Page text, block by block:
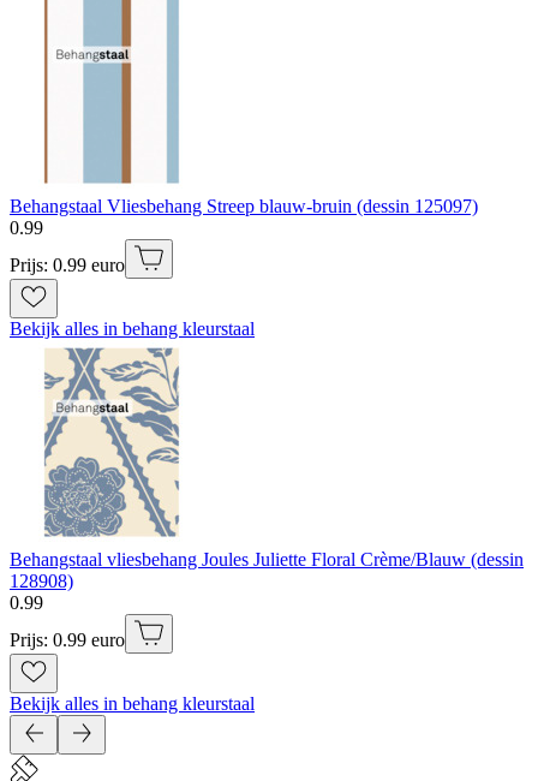
Behangstaal Vliesbehang Streep blauw-bruin (dessin 125097)
0.99
Prijs: 0.99 euro
Bekijk alles in behang kleurstaal
Behangstaal vliesbehang Joules Juliette Floral Crème/Blauw (dessin
128908)
0.99
Prijs: 0.99 euro
Bekijk alles in behang kleurstaal